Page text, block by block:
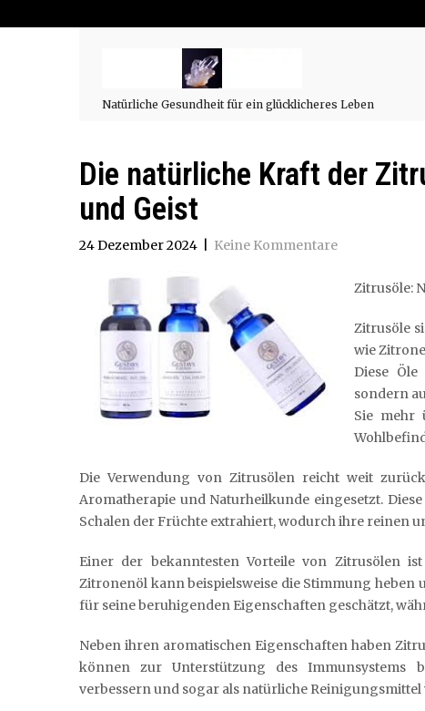
Natürliche Gesundheit für ein glücklicheres Leben
Die natürliche Kraft der
und Geist
24 Dezember 2024 Keine Kommentare
Zitrusöle:
Zitrusöle
wie
Diese
sondern
Sie mehr
Die Verwendung von Zitrusölen reicht weit
Aromatherapie und Naturheilkunde eingesetzt.
Schalen der Früchte extrahiert, wodurch ihre reinen
Einer der bekanntesten Vorteile von Zitrusölen
Zitronenöl kann beispielsweise die Stimmung
für seine beruhigenden Eigenschaften geschätzt,
Neben ihren aromatischen Eigenschaften haben
können zur Unterstützung des Immunsystems
verbessern und sogar als natürliche